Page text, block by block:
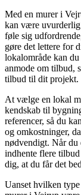
Med en murer i
kan være
føle sig
gøre det lettere for
lokalområde kan
anmode om tilbud,
tilbud til dit projekt.
At vælge en lokal
kendskab til
referencer, så du
og omkostninger,
nødvendigt. Når du
indhente flere
dig, at du får det
Uanset hvilken